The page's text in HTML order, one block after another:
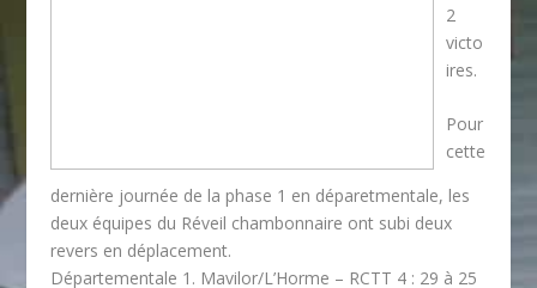
2
victo
ires.
Pour
cette
dernière journée de la phase 1 en déparetmentale, les
deux équipes du Réveil chambonnaire ont subi deux
revers en déplacement.
Départementale 1. Mavilor/L’Horme – RCTT 4 : 29 à 25